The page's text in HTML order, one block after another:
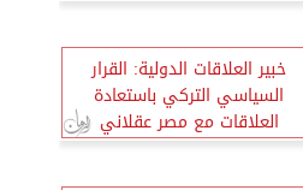
خبير العلاقات الدولية: القرار
السياسي التركي باستعادة
العلاقات مع مصر عقلاني